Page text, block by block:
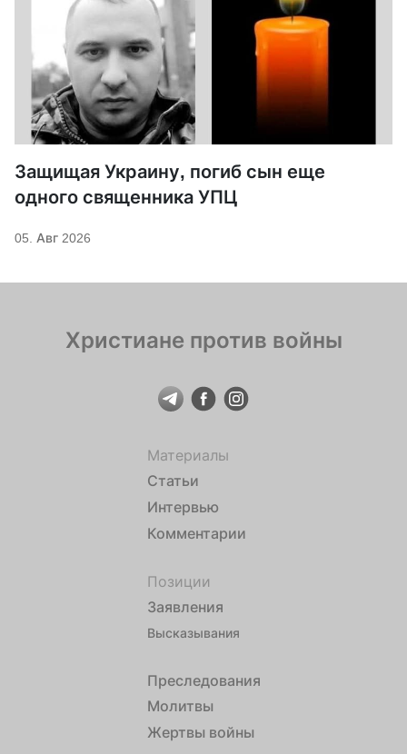
Защищая Украину, погиб сын еще
одного священника УПЦ
05. Авг 2026
Христиане против войны
Материалы
Статьи
Интервью
Комментарии
Позиции
Заявления
Высказывания
Преследования
Молитвы
Жертвы войны